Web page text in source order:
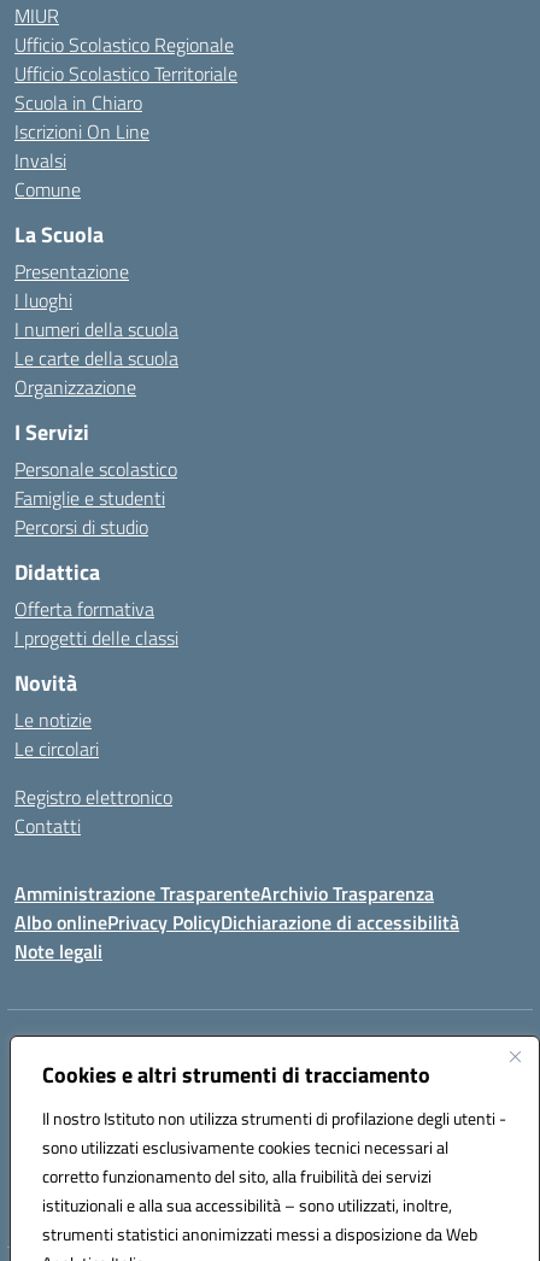
Cookies e altri strumenti di tracciamento
Il nostro Istituto non utilizza strumenti di profilazione degli utenti -
sono utilizzati esclusivamente cookies tecnici necessari al
corretto funzionamento del sito, alla fruibilità dei servizi
istituzionali e alla sua accessibilità – sono utilizzati, inoltre,
strumenti statistici anonimizzati messi a disposizione da Web
MIUR
Ufficio Scolastico Regionale
Ufficio Scolastico Territoriale
Scuola in Chiaro
Iscrizioni On Line
Invalsi
Comune
La Scuola
Presentazione
I luoghi
I numeri della scuola
Le carte della scuola
Organizzazione
I Servizi
Personale scolastico
Famiglie e studenti
Percorsi di studio
Didattica
Offerta formativa
I progetti delle classi
Novità
Le notizie
Le circolari
Registro elettronico
Contatti
Amministrazione TrasparenteArchivio Trasparenza
Albo onlinePrivacy PolicyDichiarazione di accessibilità
Note legali
Indirizzo:
Centralino:096721161 Email:czic869004@istruzione.it
Codice fiscale: 84000710792
Codice meccanografico:
CZIC869004
Codice unico di fatturazione (CUF): UFKGA0